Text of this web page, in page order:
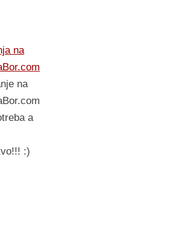
na
na
a
:)